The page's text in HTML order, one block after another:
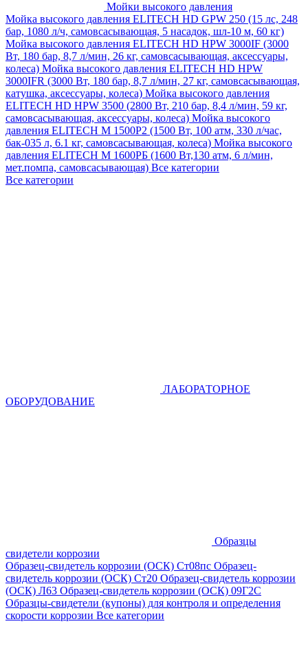
Мойки высокого давления
Мойка высокого давления ELITECH HD GPW 250 (15 лс, 248
бар, 1080 л/ч, самовсасывающая, 5 насадок, шл-10 м, 60 кг)
Мойка высокого давления ELITECH HD HPW 3000IF (3000
Вт, 180 бар, 8,7 л/мин, 26 кг, самовсасывающая, аксессуары,
колеса) Мойка высокого давления ELITECH HD HPW
3000IFR (3000 Вт, 180 бар, 8,7 л/мин, 27 кг, самовсасывающая,
катушка, аксессуары, колеса) Мойка высокого давления
ELITECH HD HPW 3500 (2800 Вт, 210 бар, 8,4 л/мин, 59 кг,
самовсасывающая, аксессуары, колеса) Мойка высокого
давления ELITECH M 1500P2 (1500 Вт, 100 атм, 330 л/час,
бак-035 л, 6.1 кг, самовсасывающая, колеса) Мойка высокого
давления ELITECH М 1600РБ (1600 Вт,130 атм, 6 л/мин,
мет.помпа, самовсасывающая) Все категории
Все категории
ЛАБОРАТОРНОЕ
ОБОРУДОВАНИЕ
Образцы
свидетели коррозии
Образец-свидетель коррозии (ОСК) Ст08пс Образец-
свидетель коррозии (ОСК) Ст20 Образец-свидетель коррозии
(ОСК) Л63 Образец-свидетель коррозии (ОСК) 09Г2С
Образцы-свидетели (купоны) для контроля и определения
скорости коррозии Все категории